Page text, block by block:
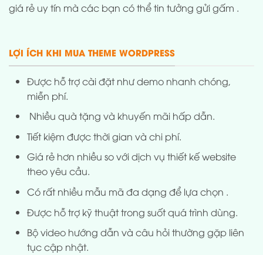
giá rẻ uy tín mà các bạn có thể tin tưởng gửi gấm .
LỢI ÍCH KHI MUA THEME WORDPRESS
Được hỗ trợ cài đặt như demo nhanh chóng,
miễn phí.
Nhiều quà tặng và khuyến mãi hấp dẫn.
Tiết kiệm được thời gian và chi phí.
Giá rẻ hơn nhiều so với dịch vụ thiết kế website
theo yêu cầu.
Có rất nhiều mẫu mã đa dạng để lựa chọn .
Được hỗ trợ kỹ thuật trong suốt quá trình dùng.
Bộ video hướng dẫn và câu hỏi thường gặp liên
tục cập nhật.